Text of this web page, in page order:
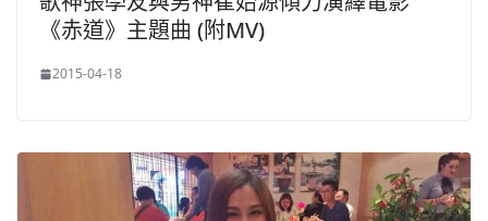
《赤道》主題曲 (附MV)
2015-04-18